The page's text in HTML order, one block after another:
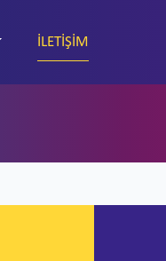
İLETİŞİM